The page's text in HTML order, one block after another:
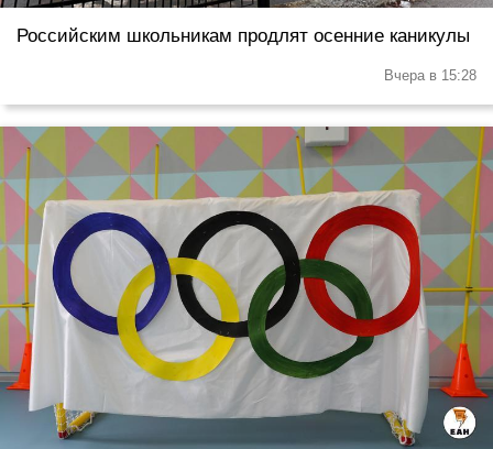
Российским школьникам продлят осенние каникулы
Вчера в 15:28